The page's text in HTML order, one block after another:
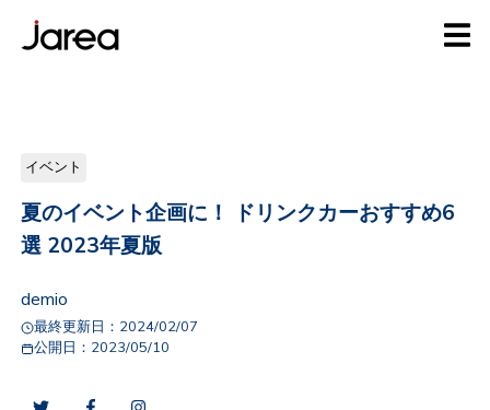
イベント
夏のイベント企画に！ ドリンクカーおすすめ6
選 2023年夏版
demio
最終更新日： 2024/02/07
公開日： 2023/05/10